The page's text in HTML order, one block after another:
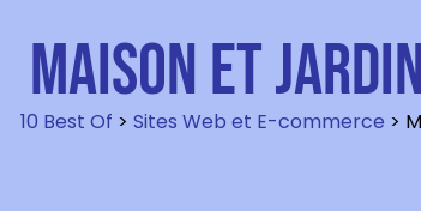
Maison et
10 Best Of > Sites Web et E-commerce >